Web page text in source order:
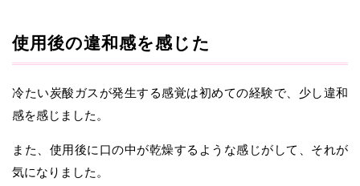
使用後の違和感を感じた
冷たい炭酸ガスが発生する感覚は初めての経験で、少し違和
感を感じました。
また、使用後に口の中が乾燥するような感じがして、それが
気になりました。